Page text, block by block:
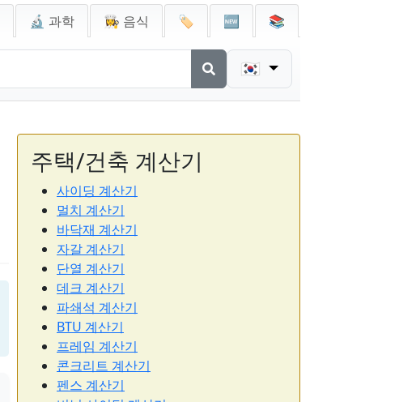
🔬 과학 👩‍🍳 음식 🏷️ 🆕 📚
🇰🇷
주택/건축 계산기
사이딩 계산기
멀치 계산기
바닥재 계산기
자갈 계산기
단열 계산기
데크 계산기
파쇄석 계산기
BTU 계산기
프레임 계산기
콘크리트 계산기
펜스 계산기